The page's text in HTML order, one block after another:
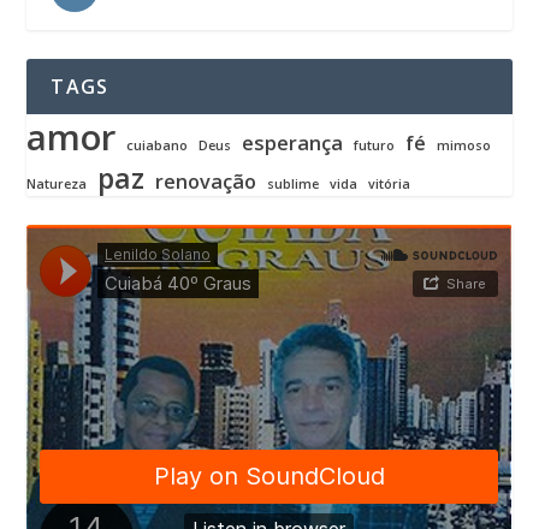
TAGS
amor cuiabano Deus esperança futuro fé mimoso
Natureza paz renovação sublime vida vitória